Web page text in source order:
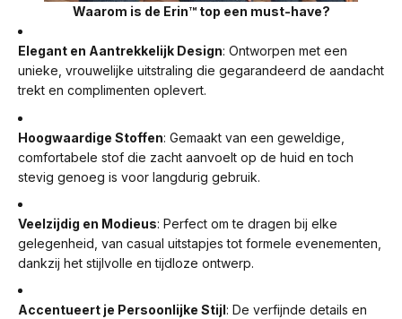
Waarom is de Erin™ top een must-have?
Elegant en Aantrekkelijk Design: Ontworpen met een
unieke, vrouwelijke uitstraling die gegarandeerd de aandacht
trekt en complimenten oplevert.
Hoogwaardige Stoffen: Gemaakt van een geweldige,
comfortabele stof die zacht aanvoelt op de huid en toch
stevig genoeg is voor langdurig gebruik.
Veelzijdig en Modieus: Perfect om te dragen bij elke
gelegenheid, van casual uitstapjes tot formele evenementen,
dankzij het stijlvolle en tijdloze ontwerp.
Accentueert je Persoonlijke Stijl: De verfijnde details en